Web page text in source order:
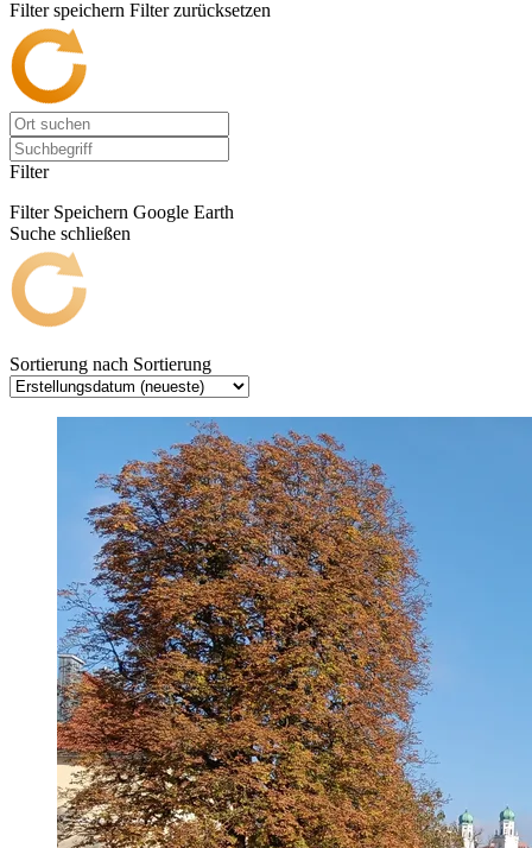
Filter speichern Filter zurücksetzen
Filter
Filter Speichern Google Earth
Suche schließen
Sortierung nach Sortierung